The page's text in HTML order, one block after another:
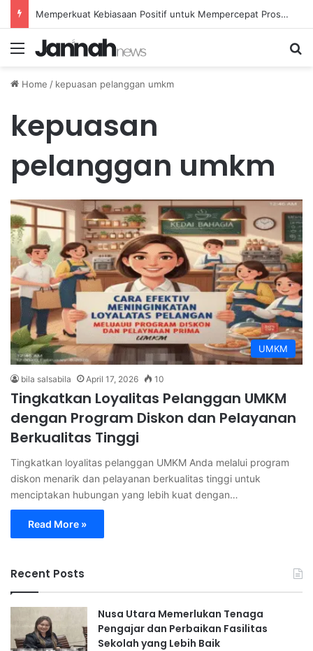
Memperkuat Kebiasaan Positif untuk Mempercepat Proses Pemulihan Mental Anda
Menu
Home / kepuasan pelanggan umkm
kepuasan
pelanggan umkm
UMKM
bila salsabila April 17, 2026 10
Tingkatkan Loyalitas Pelanggan UMKM
dengan Program Diskon dan Pelayanan
Berkualitas Tinggi
Tingkatkan loyalitas pelanggan UMKM Anda melalui program
diskon menarik dan pelayanan berkualitas tinggi untuk
menciptakan hubungan yang lebih kuat dengan…
Read More »
Recent Posts
Nusa Utara Memerlukan Tenaga
Pengajar dan Perbaikan Fasilitas
Sekolah yang Lebih Baik